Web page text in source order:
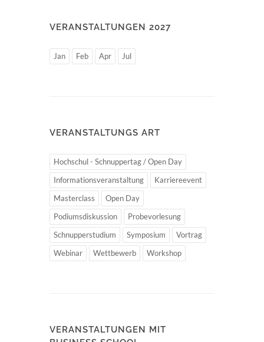
VERANSTALTUNGEN 2027
Jan Feb Apr Jul
VERANSTALTUNGS ART
Hochschul - Schnuppertag / Open Day
Informationsveranstaltung
Karriereevent
Masterclass
Open Day
Podiumsdiskussion
Probevorlesung
Schnupperstudium
Symposium
Vortrag
Webinar
Wettbewerb Workshop
VERANSTALTUNGEN MIT